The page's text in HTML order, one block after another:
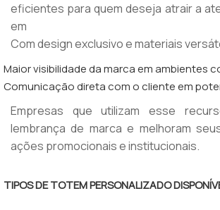
eficientes para quem deseja atrair a
em
Com design exclusivo e materiais
Maior visibilidade da marca em ambientes
Comunicação direta com o cliente em
Empresas que utilizam esse
lembrança de marca e melhoram
ações promocionais e institucionais.
TIPOS DE TOTEM PERSONALIZADO